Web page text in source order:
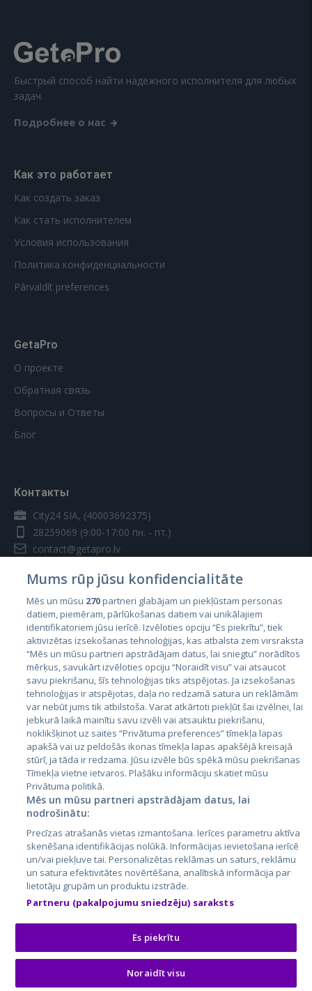
Быстрый способ найти надежного исполнителя для любых
задач.
Подробнее о нас
Как это работает
Как создать заказ
Как стать исполнителем
Условия использования
Политика конфиденциальности
Pārvaldīt preferences
GetaPro
О проекте
Обратная связь
Вопросы и Ответы
Блог
Контакты
City24 SIA, (40003692375)
28259069 (9:00-17:00 пн. - пт.)
contact@getapro.lv
Страны
Эстония
Латвия
Литва
City24.lv
City24.ee
GetaPro.lv
GetaPro.ee
Skelbiu.lt
Autoplius.lt
Aruodas.lt
CVbankas.lt
Kainos.lt
Paslaugos.lt
auto24.ee
Osta.ee
KuldneBörs.ee
Mums rūp jūsu konfidencialitāte
Mēs un mūsu 270partneri glabājam un piekļūstam personas
datiem, piemēram, pārlūkošanas datiem vai unikālajiem
identifikatoriem jūsu ierīcē. Izvēloties opciju “Es piekrītu”, tiek
aktivizētas izsekošanas tehnoloģijas, kas atbalsta zem virsraksta
“Mēs un mūsu partneri apstrādājam datus, lai sniegtu” norādītos
mērķus, savukārt izvēloties opciju “Noraidīt visu” vai atsaucot
savu piekrišanu, šīs tehnoloģijas tiks atspējotas. Ja izsekošanas
tehnoloģijas ir atspējotas, daļa no redzamā satura un reklāmām
var nebūt jums tik atbilstoša. Varat atkārtoti piekļūt šai izvēlnei, lai
jebkurā laikā mainītu savu izvēli vai atsauktu piekrišanu,
noklikšķinot uz saites “Privātuma preferences” tīmekļa lapas
apakšā vai uz peldošās ikonas tīmekļa lapas apakšējā kreisajā
stūrī, ja tāda ir redzama. Jūsu izvēle būs spēkā mūsu piekrišanas
Tīmekļa vietne ietvaros. Plašāku informāciju skatiet mūsu
Privātuma politikā.
Mēs un mūsu partneri apstrādājam datus, lai
nodrošinātu:
Precīzas atrašanās vietas izmantošana. Ierīces parametru aktīva
skenēšana identifikācijas nolūkā. Informācijas ievietošana ierīcē
un/vai piekļuve tai. Personalizētas reklāmas un saturs, reklāmu
un satura efektivitātes novērtēšana, analītiskā informācija par
lietotāju grupām un produktu izstrāde.
Partneru (pakalpojumu sniedzēju) saraksts
Es piekrītu
Noraidīt visu